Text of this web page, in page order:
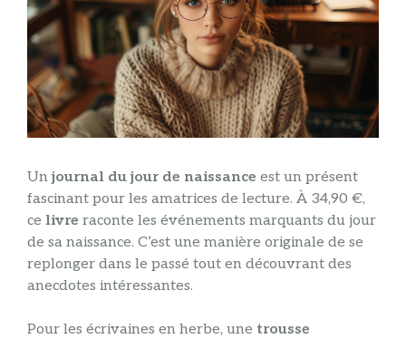
Un journal du jour de naissance est un présent
fascinant pour les amatrices de lecture. À 34,90 €,
ce livre raconte les événements marquants du jour
de sa naissance. C’est une manière originale de se
replonger dans le passé tout en découvrant des
anecdotes intéressantes.
Pour les écrivaines en herbe, une trousse